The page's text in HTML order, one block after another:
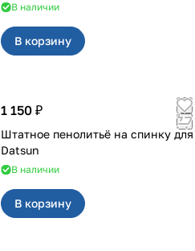
В наличии
В корзину
1 150 ₽
Штатное пенолитьё на спинку для
Datsun
В наличии
В корзину